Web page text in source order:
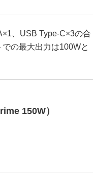
、USB Type-C×3の合
の最大出力は100Wと
150W）